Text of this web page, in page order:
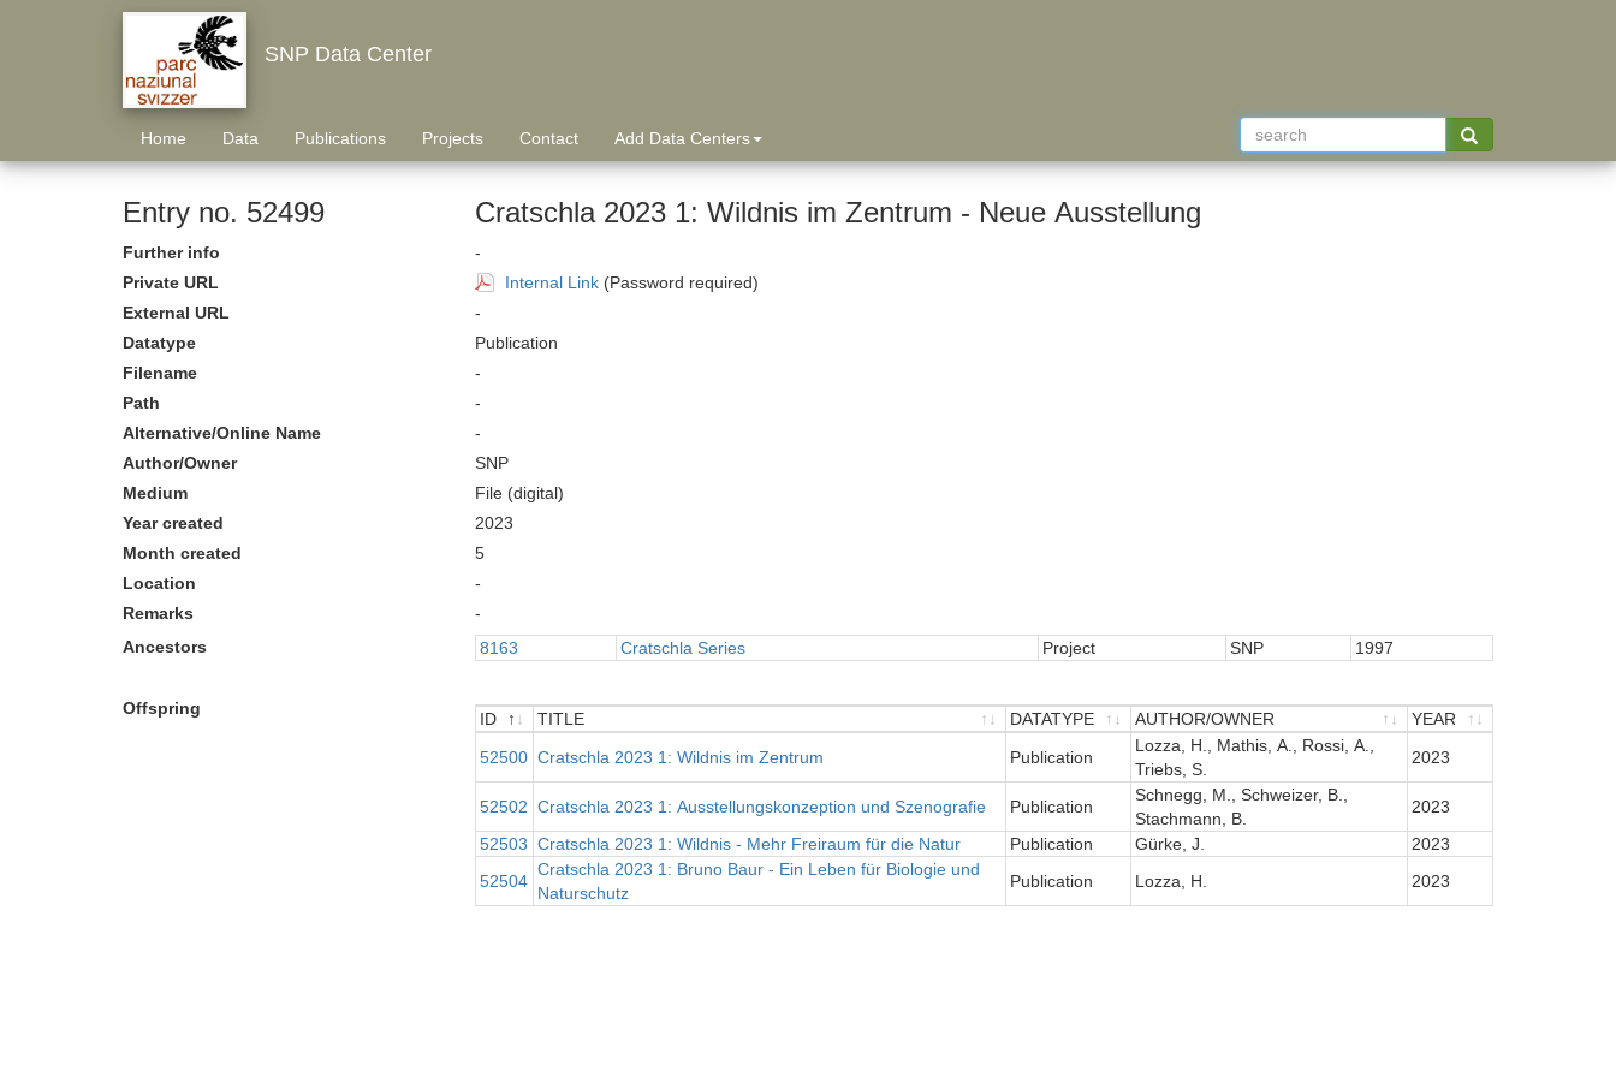
SNP Data Center
Home Data Publications Projects Contact Add Data Centers
Entry no. 52499 Cratschla 2023 1: Wildnis im Zentrum - Neue Ausstellung
Further info
-
Private URL
Internal Link(Password required)
External URL
-
Datatype
Publication
Filename
-
Path
-
Alternative/Online Name
-
Author/Owner
SNP
Medium
File (digital)
Year created
2023
Month created
5
Location
-
Remarks
-
Ancestors
8163 Cratschla Series Project SNP 1997
Offspring
ID TITLE DATATYPE AUTHOR/OWNER
YEAR
AUTHOR/OWNER
52500 Cratschla 2023 1: Wildnis im Zentrum Publication
Lozza, H., Mathis, A., Rossi, A.,
Triebs, S.
2023
52502 Cratschla 2023 1: Ausstellungskonzeption und Szenografie Publication
Schnegg, M., Schweizer, B.,
Stachmann, B.
2023
52503 Cratschla 2023 1: Wildnis - Mehr Freiraum für die Natur Publication Gürke, J.
2023
52504
Cratschla 2023 1: Bruno Baur - Ein Leben für Biologie und
Naturschutz
Publication Lozza, H. 2023